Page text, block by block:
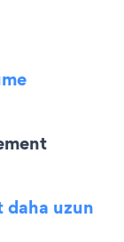
daha uzun